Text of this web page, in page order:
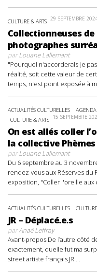
CULTURE & ARTS 29 SEPTEMBRE
Collectionneuses
photographes
parLouane Lallemant
"Pourquoi n'accorderais-je
réalité, soit cette valeur de
temps, n'est point exposée à
ACTUALITÉS CULTURELLES AGENDA
CULTURE & ARTS 15 SEPTEMBRE
On est allés coller
la collective Phèmes
parLouane Lallemant
Du 6 septembre au 3
rendez-vous aux Réserves du
exposition, "Coller l'oreille aux
ACTUALITÉS CULTURELLES
JR – Déplacé.e.s
parAnaë Leffray
Avant-propos De l’autre côté
exactement, quelle fut ma
street artiste français JR....